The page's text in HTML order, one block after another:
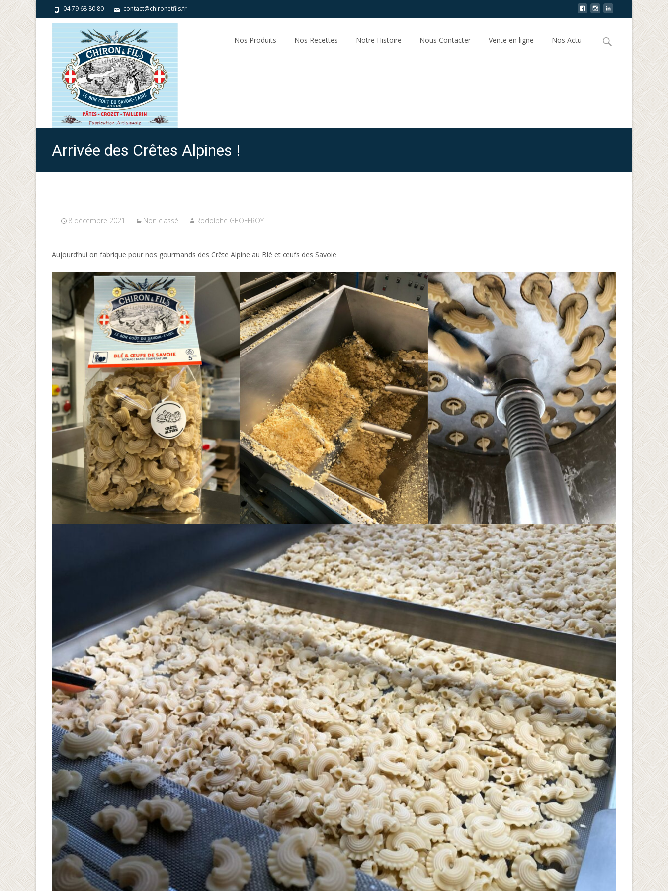
04 79 68 80 80 contact@chironetfils.fr
Nos Produits Nos Recettes Notre Histoire Nous Contacter Vente en ligne Nos Actu
Search
Arrivée des Crêtes Alpines !
8 décembre 2021 Non classé Rodolphe GEOFFROY
Aujourd’hui on fabrique pour nos gourmands des Crête Alpine au Blé et œufs des Savoie